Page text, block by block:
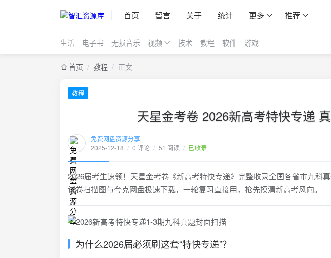
首页 留言 关于 统计 更多 推荐
生活 电子书 无损音乐 视频 技术 教程 软件 游戏
首页 / 教程 / 正文
教程
天星金考卷 2026新高考特快专递
免费网盘资源分享
2025-12-18 / 0 评论 / 51 阅读 / 已收录
2026届考生速领！天星金考卷《新高考特快专递》完整收录全国各省市九科
试卷扫描图与夸克网盘极速下载，一轮复习直接用，抢先摸清新高考风向。
为什么2026届必须刷这套“特快专递”？